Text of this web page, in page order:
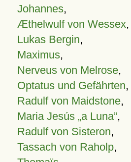
Johannes,
Æthelwulf von Wessex,
Lukas Bergin,
Maximus,
Nerveus von Melrose,
Optatus und Gefährten,
Radulf von Maidstone,
Maria Jesús „a Luna”,
Radulf von Sisteron,
Tassach von Raholp,